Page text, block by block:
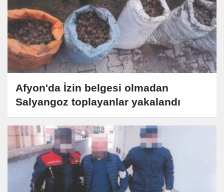
Afyon'da İzin belgesi olmadan
Salyangoz toplayanlar yakalandı